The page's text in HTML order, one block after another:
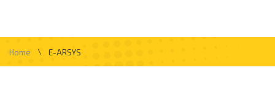
Home \ E-ARSYS